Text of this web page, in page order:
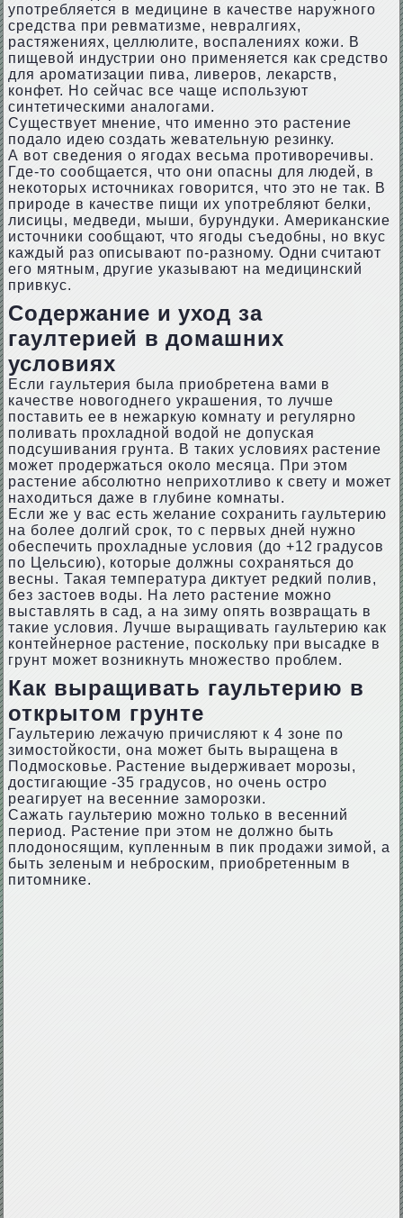
употребляется в медицине в качестве наружного
средства при ревматизме, невралгиях,
растяжениях, целлюлите, воспалениях кожи. В
пищевой индустрии оно применяется как средство
для ароматизации пива, ливеров, лекарств,
конфет. Но сейчас все чаще используют
синтетическими аналогами.
Существует мнение, что именно это растение
подало идею создать жевательную резинку.
А вот сведения о ягодах весьма противоречивы.
Где-то сообщается, что они опасны для людей, в
некоторых источниках говорится, что это не так. В
природе в качестве пищи их употребляют белки,
лисицы, медведи, мыши, бурундуки. Американские
источники сообщают, что ягоды съедобны, но вкус
каждый раз описывают по-разному. Одни считают
его мятным, другие указывают на медицинский
привкус.
Содержание и уход за
гаултерией в домашних
условиях
Если гаультерия была приобретена вами в
качестве новогоднего украшения, то лучше
поставить ее в нежаркую комнату и регулярно
поливать прохладной водой не допуская
подсушивания грунта. В таких условиях растение
может продержаться около месяца. При этом
растение абсолютно неприхотливо к свету и может
находиться даже в глубине комнаты.
Если же у вас есть желание сохранить гаультерию
на более долгий срок, то с первых дней нужно
обеспечить прохладные условия (до +12 градусов
по Цельсию), которые должны сохраняться до
весны. Такая температура диктует редкий полив,
без застоев воды. На лето растение можно
выставлять в сад, а на зиму опять возвращать в
такие условия. Лучше выращивать гаультерию как
контейнерное растение, поскольку при высадке в
грунт может возникнуть множество проблем.
Как выращивать гаультерию в
открытом грунте
Гаультерию лежачую причисляют к 4 зоне по
зимостойкости, она может быть выращена в
Подмосковье. Растение выдерживает морозы,
достигающие -35 градусов, но очень остро
реагирует на весенние заморозки.
Сажать гаультерию можно только в весенний
период. Растение при этом не должно быть
плодоносящим, купленным в пик продажи зимой, а
быть зеленым и неброским, приобретенным в
питомнике.